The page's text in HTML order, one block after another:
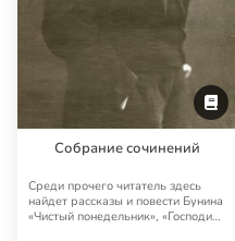
Собрание сочинений
Среди прочего читатель здесь
найдет рассказы и повести Бунина
«Чистый понедельник», «Господин